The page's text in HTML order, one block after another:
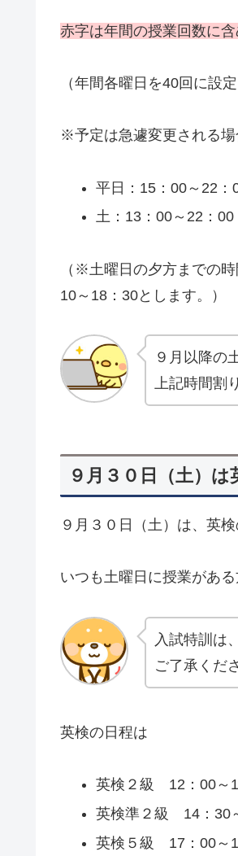
赤字は年間の授業回数に含
（年間各曜日を40回に設
※予定は急遽変更される場
平日：15：00～22：
土：13：00～22：00
（※土曜日の夕方までの
10～18：30とします。）
９月以降の
上記時間割
９月３０日（土）は
９月３０日（土）は、英
いつも土曜日に授業があ
入試特訓は
ご了承くだ
英検の日程は
英検２級 12：00～
英検準２級 14：30
英検５級 17：00～